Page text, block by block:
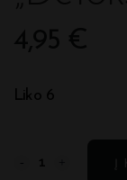
Liko 6
Fermentuotas